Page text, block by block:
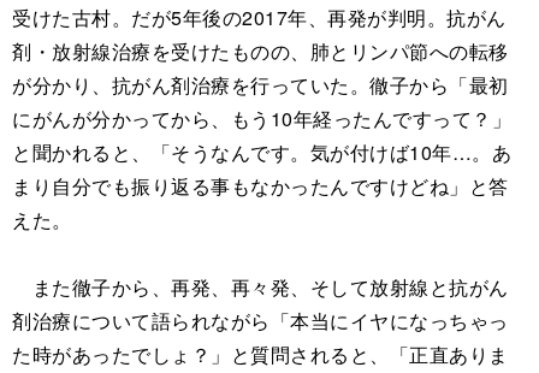
受けた古村。だが5年後の2017年、再発が判明。抗がん
剤・放射線治療を受けたものの、肺とリンパ節への転移
が分かり、抗がん剤治療を行っていた。徹子から「最初
にがんが分かってから、もう10年経ったんですって？」
と聞かれると、「そうなんです。気が付けば10年…。あ
まり自分でも振り返る事もなかったんですけどね」と答
えた。
また徹子から、再発、再々発、そして放射線と抗がん
剤治療について語られながら「本当にイヤになっちゃっ
た時があったでしょ？」と質問されると、「正直ありま